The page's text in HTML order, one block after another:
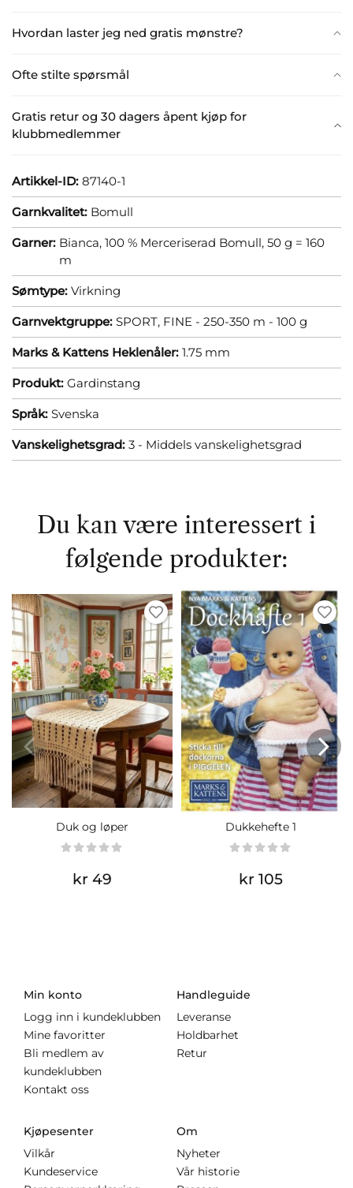
Hvordan laster jeg ned gratis mønstre?
Ofte stilte spørsmål
Gratis retur og 30 dagers åpent kjøp for
klubbmedlemmer
Artikkel-ID: 87140-1
Garnkvalitet: Bomull
Garner: Bianca, 100 % Merceriserad Bomull, 50 g = 160
m
Sømtype: Virkning
Garnvektgruppe: SPORT, FINE - 250-350 m - 100 g
Marks & Kattens Heklenåler: 1.75 mm
Produkt: Gardinstang
Språk: Svenska
Vanskelighetsgrad: 3 - Middels vanskelighetsgrad
Du kan være interessert i
følgende produkter:
Duk og løper
kr 49
Dukkehefte 1
kr 105
Min konto
Logg inn i kundeklubben
Mine favoritter
Bli medlem av
kundeklubben
Kontakt oss
Handleguide
Leveranse
Holdbarhet
Retur
Kjøpesenter
Vilkår
Kundeservice
Om
Nyheter
Vår historie